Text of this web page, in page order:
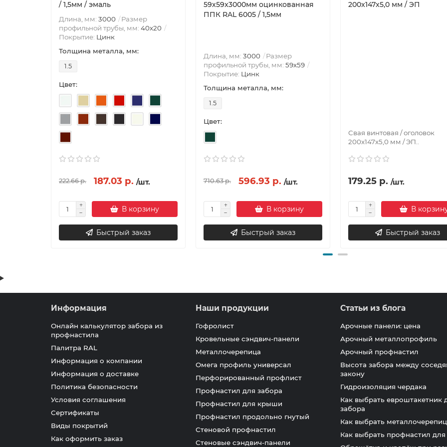
/ 1,5мм / эмаль
Длина, мм: 3000
Размер
профильной трубы, мм: 40х20
Покрытие: Цинк
Толщина металла, мм:
1.5
Цвет:
222.66 р. 187.03 р. /шт.
В корзину
Быстрый заказ
59х59x3000мм оцинкованная
ППК RAL 6005 / 1,5мм
Длина, мм: 3000
Размер
профильной трубы, мм: 59х59
Покрытие: Цинк
Толщина металла, мм:
1.5
Цвет:
710.63 р. 596.93 р. /шт.
В корзину
Быстрый заказ
200x147x5,0 мм / ЭП
Свая винтовая / оголовок
200x147x5,0 мм / ЭП..
179.25 р. /шт.
В
Быстрый заказ
Информация
Онлайн калькулятор забора из
профнастила
Палитра RAL
Информация о компании
Информация о доставке
Политика безопасности
Условия соглашения
Сертификаты
Виды покрытий
Как оформить заказ
Наши продукции
Гофролист
Кровельные сэндвич-панели
Металлочерепица
Омега профиль универсал
Перфорированный профлист
Профнастил для забора
Профнастил для крыши
Профнастил продольно гнутый
Стеновой профнастил
Стеновые сэндвич-панели
Статьи из блога
Арочные панели: цена
Арочный металлопрофиль
Арочный профнастил
Высота забора между
закону
Гидроизоляция чердака
Как выбрать евроштакетник
забора
Как выбрать
Как выбрать профнастил